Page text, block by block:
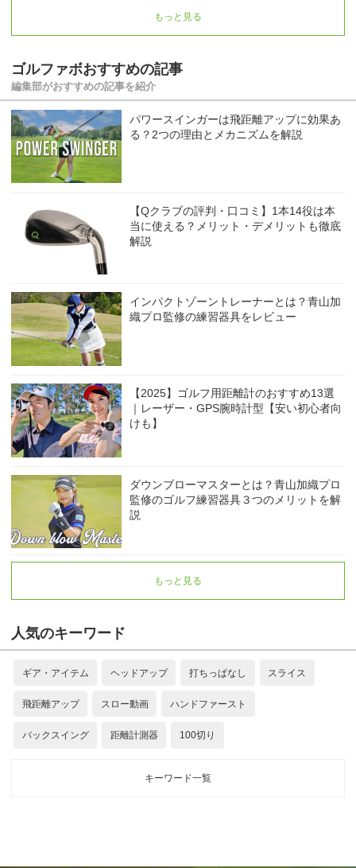
もっと見る
ゴルファボおすすめの記事
編集部がおすすめの記事を紹介
パワースインガーは飛距離アップに効果あ
る？2つの理由とメカニズムを解説
【Qクラブの評判・口コミ】1本14役は本
当に使える？メリット・デメリットも徹底
解説
インパクトゾーントレーナーとは？青山加
織プロ監修の練習器具をレビュー
【2025】ゴルフ用距離計のおすすめ13選
｜レーザー・GPS腕時計型【安い初心者向
けも】
ダウンブローマスターとは？青山加織プロ
監修のゴルフ練習器具３つのメリットを解
説
もっと見る
人気のキーワード
ギア・アイテム ヘッドアップ 打ちっぱなし スライス
飛距離アップ スロー動画 ハンドファースト
バックスイング 距離計測器 100切り
キーワード一覧